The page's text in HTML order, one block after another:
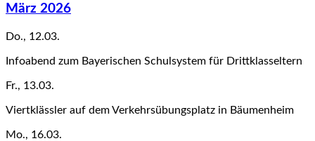
März 2026
Do., 12.03.
Infoabend zum Bayerischen Schulsystem für Drittklasseltern
Fr., 13.03.
Viertklässler auf dem Verkehrsübungsplatz in Bäumenheim
Mo., 16.03.